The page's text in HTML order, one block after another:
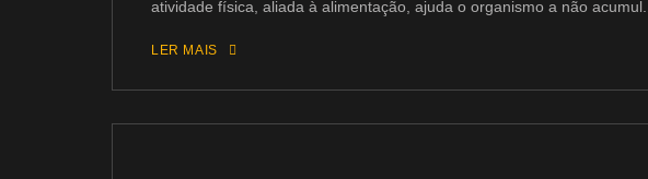
atividade física, aliada à alimentação, ajuda o organismo a não acumul...
LER MAIS